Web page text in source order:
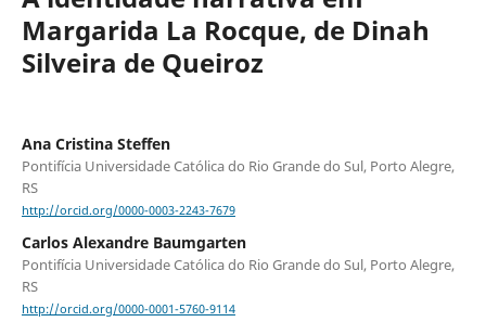
Margarida La Rocque, de Dinah
Silveira de Queiroz
Ana Cristina Steffen
Pontifícia Universidade Católica do Rio Grande do Sul, Porto Alegre,
RS
http://orcid.org/0000-0003-2243-7679
Carlos Alexandre Baumgarten
Pontifícia Universidade Católica do Rio Grande do Sul, Porto Alegre,
RS
http://orcid.org/0000-0001-5760-9114